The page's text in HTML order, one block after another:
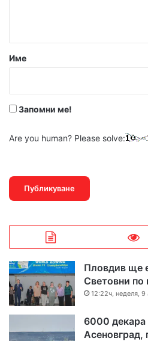
р
Име
Запомни ме!
Are you human? Please solve:
Пловдив ще
Световни по
12:22ч, неделя, 9
6000 декара
Асеновград,